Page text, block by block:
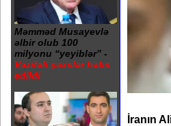
Məmməd Musayevlə
əlbir olub 100
milyonu “yeyiblər” -
Vəzifəli şəxslər həbs
edildi
İranın